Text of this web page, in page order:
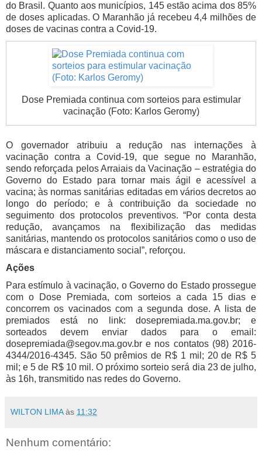
do Brasil. Quanto aos municípios, 145 estão acima dos 85%
de doses aplicadas. O Maranhão já recebeu 4,4 milhões de
doses de vacinas contra a Covid-19.
Dose Premiada continua com sorteios para estimular
vacinação (Foto: Karlos Geromy)
O governador atribuiu a redução nas internações à
vacinação contra a Covid-19, que segue no Maranhão,
sendo reforçada pelos Arraiais da Vacinação – estratégia do
Governo do Estado para tornar mais ágil e acessível a
vacina; às normas sanitárias editadas em vários decretos ao
longo do período; e à contribuição da sociedade no
seguimento dos protocolos preventivos. “Por conta desta
redução, avançamos na flexibilização das medidas
sanitárias, mantendo os protocolos sanitários como o uso de
máscara e distanciamento social”, reforçou.
Ações
Para estímulo à vacinação, o Governo do Estado prossegue
com o Dose Premiada, com sorteios a cada 15 dias e
concorrem os vacinados com a segunda dose. A lista de
premiados está no link: dosepremiada.ma.gov.br; e
sorteados devem enviar dados para o email:
dosepremiada@segov.ma.gov.br e nos contatos (98) 2016-
4344/2016-4345. São 50 prêmios de R$ 1 mil; 20 de R$ 5
mil; e 5 de R$ 10 mil. O próximo sorteio será dia 23 de julho,
às 16h, transmitido nas redes do Governo.
WILTON LIMA às 11:32
Nenhum comentário: